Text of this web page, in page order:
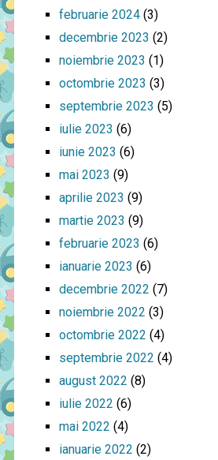
februarie 2024 (3)
decembrie 2023 (2)
noiembrie 2023 (1)
octombrie 2023 (3)
septembrie 2023 (5)
iulie 2023 (6)
iunie 2023 (6)
mai 2023 (9)
aprilie 2023 (9)
martie 2023 (9)
februarie 2023 (6)
ianuarie 2023 (6)
decembrie 2022 (7)
noiembrie 2022 (3)
octombrie 2022 (4)
septembrie 2022 (4)
august 2022 (8)
iulie 2022 (6)
mai 2022 (4)
ianuarie 2022 (2)